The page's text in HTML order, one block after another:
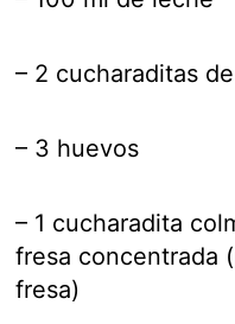
– 2 cucharaditas
– 3 huevos
– 1 cucharadita
fresa concentrada
fresa)